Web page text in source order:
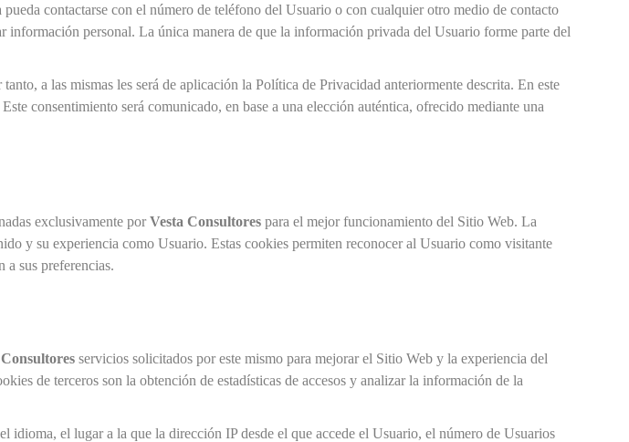
contactarse con el número de teléfono del Usuario o con cualquier otro medio de contacto
personal. La única manera de que la información privada del Usuario forme parte del
a las mismas les será de aplicación la Política de Privacidad anteriormente descrita. En este
consentimiento será comunicado, en base a una elección auténtica, ofrecido mediante una
exclusivamente porVesta Consultores para el mejor funcionamiento del Sitio Web. La
y su experiencia como Usuario. Estas cookies permiten reconocer al Usuario como visitante
a sus preferencias.
servicios solicitados por este mismo para mejorar el Sitio Web y la experiencia del
de terceros son la obtención de estadísticas de accesos y analizar la información de la
el lugar a la que la dirección IP desde el que accede el Usuario, el número de Usuarios